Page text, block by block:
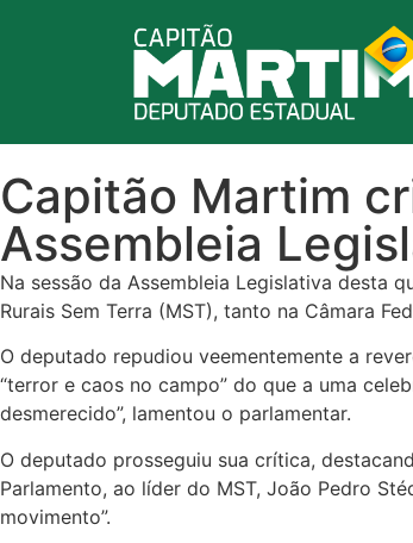
Capitão Martim
Assembleia
Na sessão da Assembleia Legislativa desta
Rurais Sem Terra (MST), tanto na Câmara
O deputado repudiou veementemente a
“terror e caos no campo” do que a uma
desmerecido”, lamentou o parlamentar.
O deputado prosseguiu sua crítica,
Parlamento, ao líder do MST, João Pedro
movimento”.